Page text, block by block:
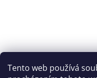
Tento web používá